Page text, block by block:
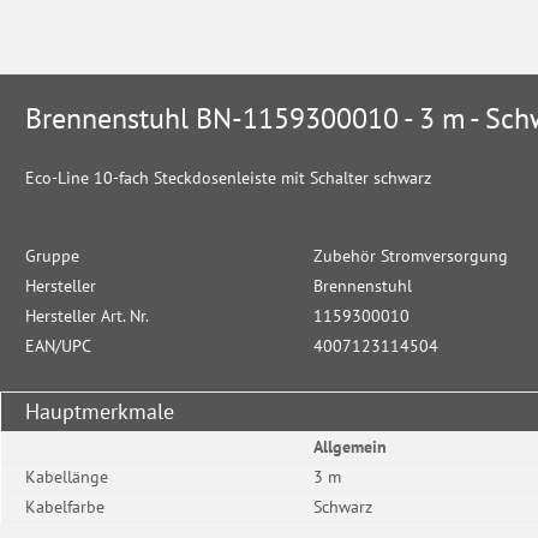
Brennenstuhl BN-1159300010 - 3 m -
Eco-Line 10-fach Steckdosenleiste mit Schalter schwarz
Gruppe
Zubehör Stromversorgung
Hersteller
Brennenstuhl
Hersteller Art. Nr.
1159300010
EAN/UPC
4007123114504
Hauptmerkmale
Allgemein
Kabellänge
3 m
Kabelfarbe
Schwarz